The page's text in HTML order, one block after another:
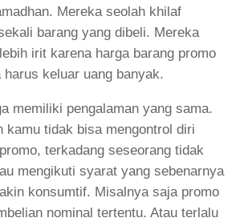
Mereka seolah khilaf
barang yang dibeli. Mereka
irit karena harga barang promo
keluar uang banyak.
memiliki pengalaman yang sama.
kamu tidak bisa mengontrol diri
terkadang seseorang tidak
mengikuti syarat yang sebenarnya
konsumtif. Misalnya saja promo
nominal tertentu. Atau terlalu